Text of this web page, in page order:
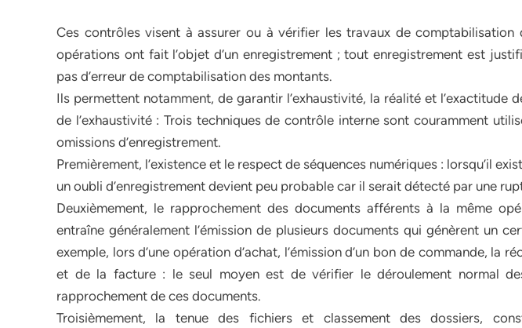
Ces contrôles visent à assurer ou à vérifier les travaux de
opérations ont fait l’objet d’un enregistrement ; tout enregistrement est
pas d’erreur de comptabilisation des montants.
Ils permettent notamment, de garantir l’exhaustivité, la réalité et l’exactitude
de l’exhaustivité : Trois techniques de contrôle interne sont couramment
omissions d’enregistrement.
Premièrement, l’existence et le respect de séquences numériques : lorsqu’il
un oubli d’enregistrement devient peu probable car il serait détecté par une
Deuxièmement, le rapprochement des documents afférents à la même
entraîne généralement l’émission de plusieurs documents qui génèrent un
exemple, lors d’une opération d’achat, l’émission d’un bon de commande, la
et de la facture : le seul moyen est de vérifier le déroulement normal
rapprochement de ces documents.
Troisièmement, la tenue des fichiers et classement des dossiers,